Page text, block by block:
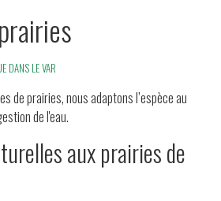
DANS LE VAR
de prairies, nous adaptons l’espèce au
de l'eau.
aux prairies de